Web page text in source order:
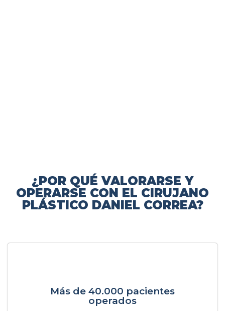
¿POR QUÉ VALORARSE Y
OPERARSE CON EL CIRUJANO
PLÁSTICO DANIEL CORREA?
Más de 40.000 pacientes
operados